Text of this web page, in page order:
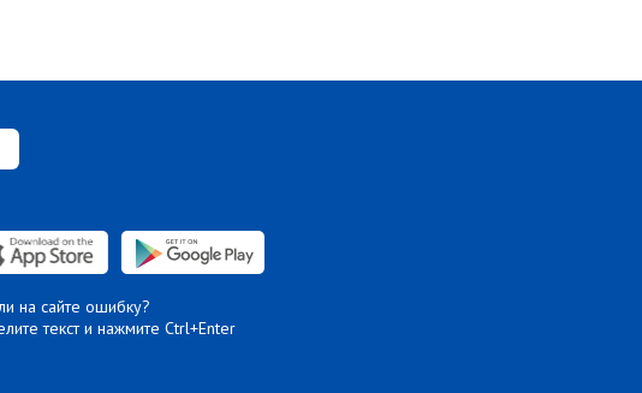
на сайте ошибку?
текст и нажмите Ctrl+Enter